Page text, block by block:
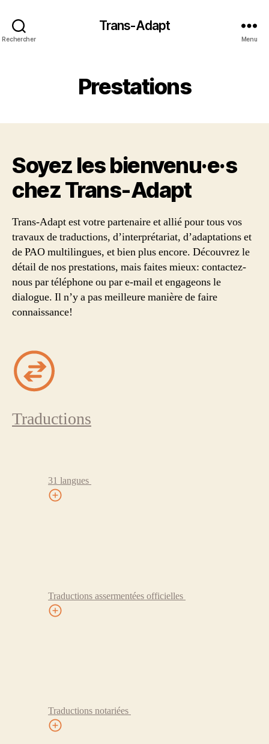
Rechercher
Trans-Adapt
Menu
Prestations
Soyez les bienvenu·e·s
chez Trans‑Adapt
Trans-Adapt est votre partenaire et allié pour tous vos
travaux de traductions, d’interprétariat, d’adaptations et
de PAO multilingues, et bien plus encore. Découvrez le
détail de nos prestations, mais faites mieux: contactez-
nous par téléphone ou par e-mail et engageons le
dialogue. Il n’y a pas meilleure manière de faire
connaissance!
Traductions
31 langues
Traductions assermentées officielles
Traductions notariées